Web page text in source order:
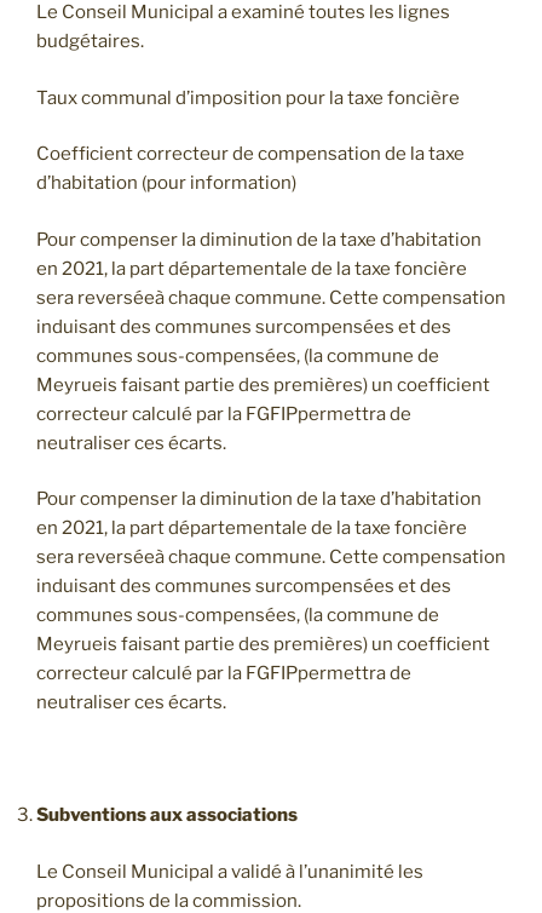
Le Conseil Municipal a examiné toutes les lignes
budgétaires.
Taux communal d’imposition pour la taxe foncière
Coefficient correcteur de compensation de la taxe
d’habitation (pour information)
Pour compenser la diminution de la taxe d’habitation
en 2021, la part départementale de la taxe foncière
sera reverséeà chaque commune. Cette compensation
induisant des communes surcompensées et des
communes sous-compensées, (la commune de
Meyrueis faisant partie des premières) un coefficient
correcteur calculé par la FGFIPpermettra de
neutraliser ces écarts.
Pour compenser la diminution de la taxe d’habitation
en 2021, la part départementale de la taxe foncière
sera reverséeà chaque commune. Cette compensation
induisant des communes surcompensées et des
communes sous-compensées, (la commune de
Meyrueis faisant partie des premières) un coefficient
correcteur calculé par la FGFIPpermettra de
neutraliser ces écarts.
Subventions aux associations
Le Conseil Municipal a validé à l’unanimité les
propositions de la commission.